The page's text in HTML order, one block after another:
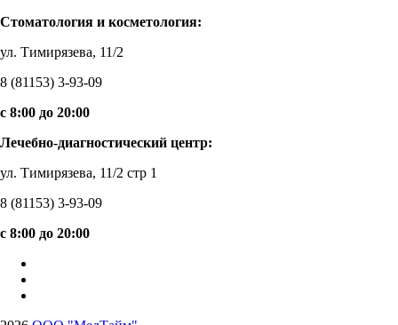
Стоматология и косметология:
ул. Тимирязева, 11/2
8 (81153) 3-93-09
c 8:00 до 20:00
Лечебно-диагностический центр:
ул. Тимирязева, 11/2 стр 1
8 (81153) 3-93-09
c 8:00 до 20:00